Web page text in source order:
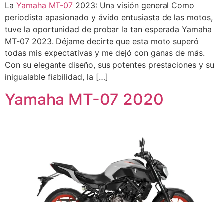
La Yamaha MT-07 2023: Una visión general Como
periodista apasionado y ávido entusiasta de las motos,
tuve la oportunidad de probar la tan esperada Yamaha
MT-07 2023. Déjame decirte que esta moto superó
todas mis expectativas y me dejó con ganas de más.
Con su elegante diseño, sus potentes prestaciones y su
inigualable fiabilidad, la […]
Yamaha MT-07 2020